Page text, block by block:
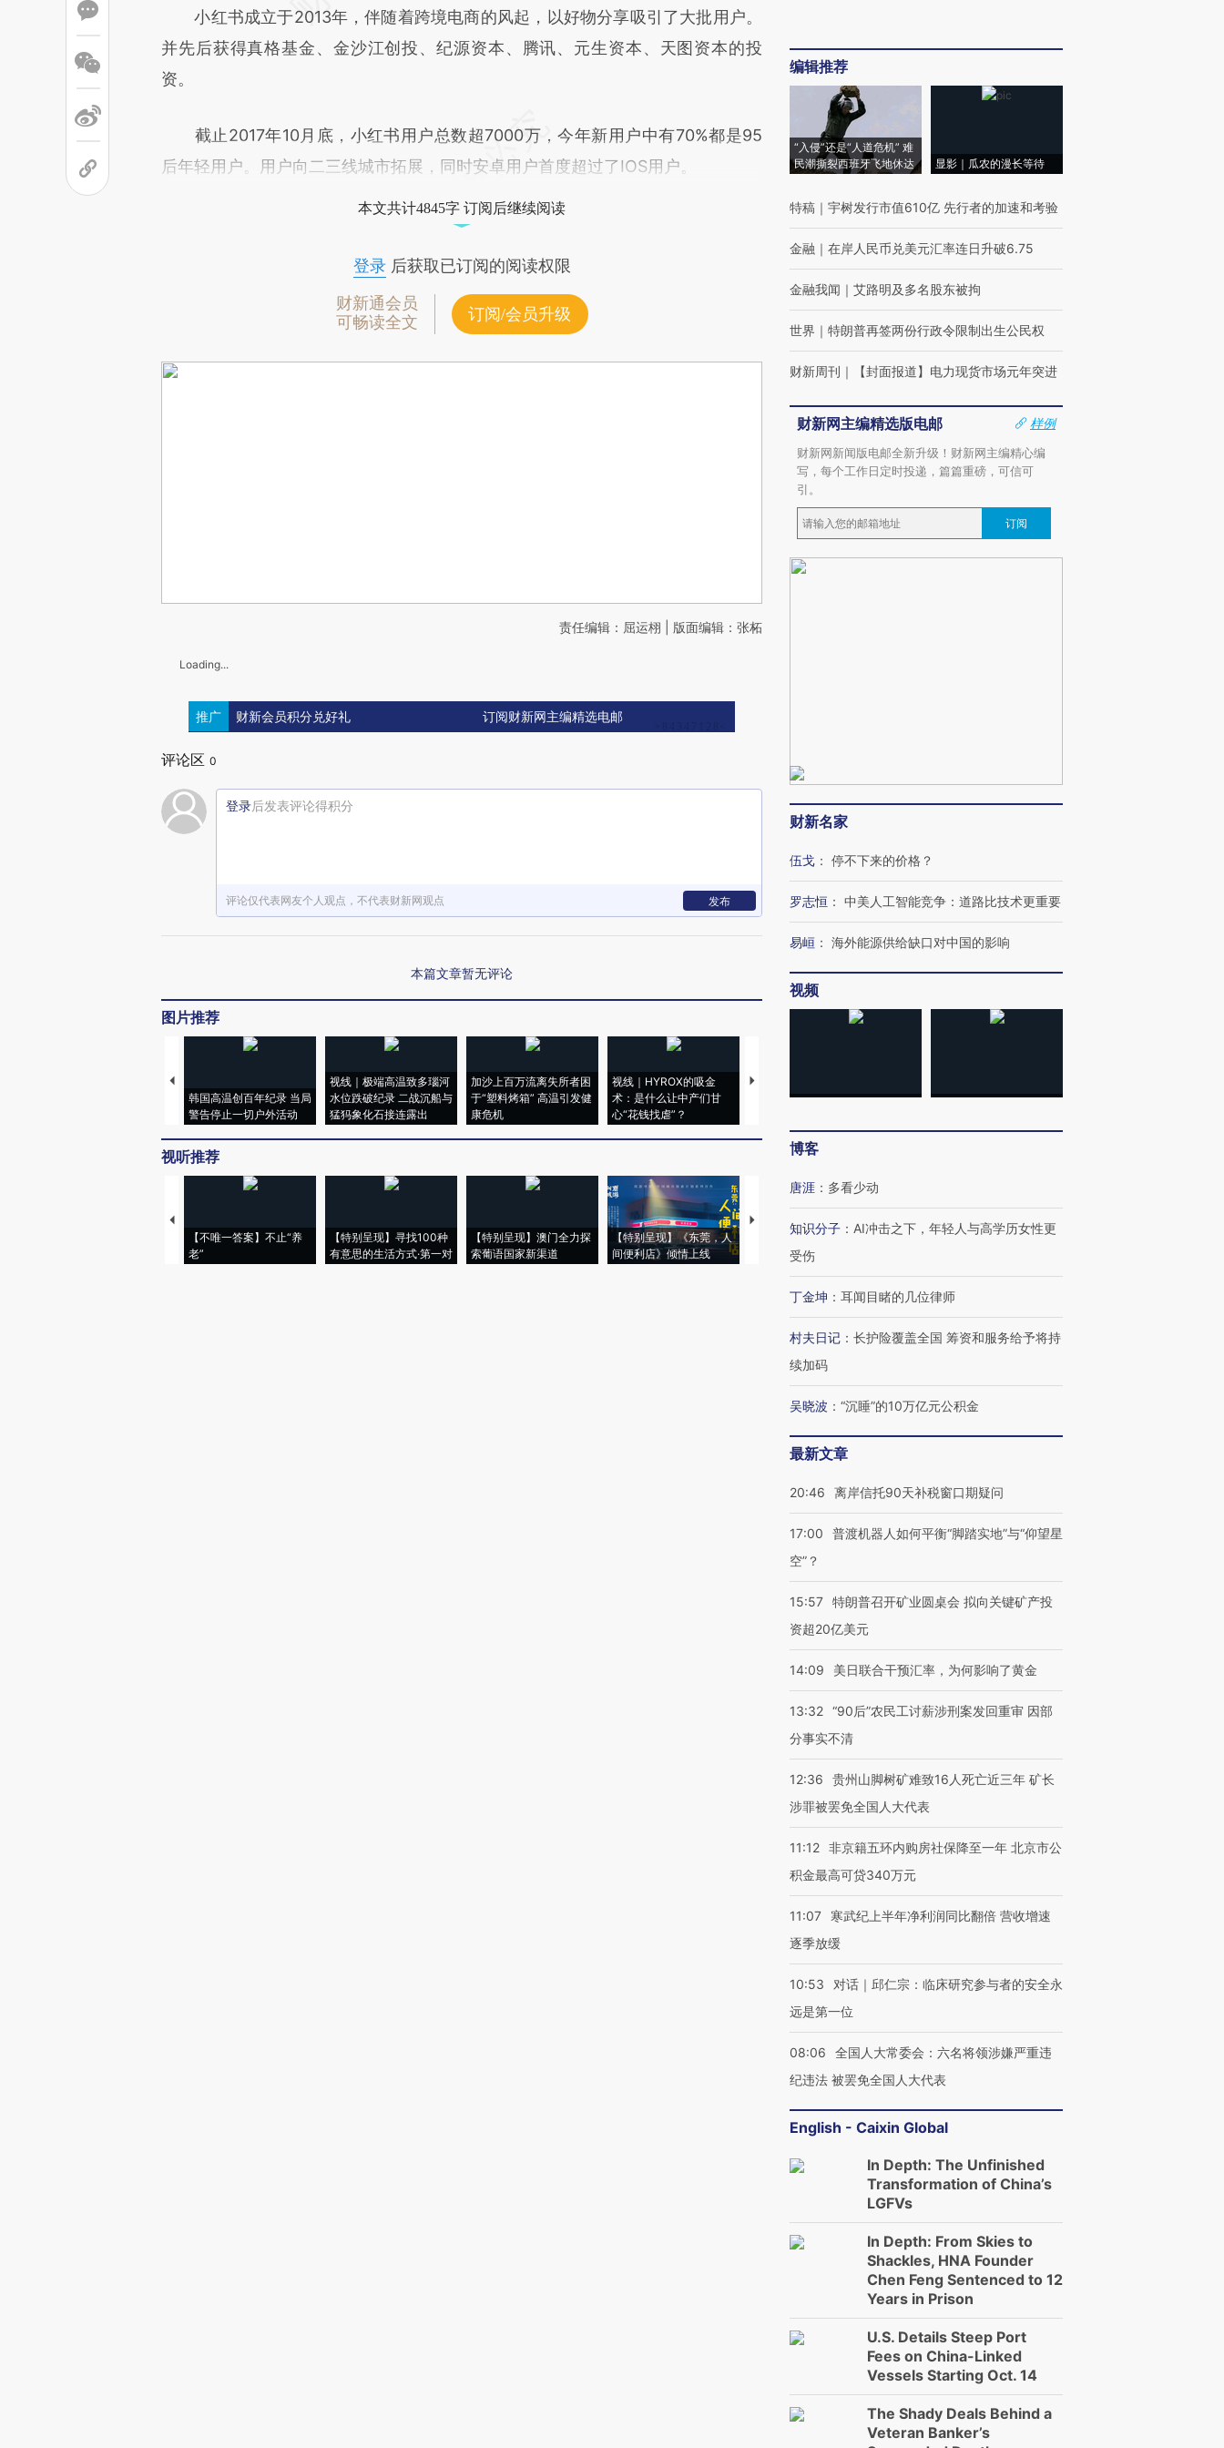
小红书成立于2013年，伴随着跨境电商的风起，以好物分享吸引了大批用户。
并先后获得真格基金、金沙江创投、纪源资本、腾讯、元生资本、天图资本的投
资。
截止2017年10月底，小红书用户总数超7000万，今年新用户中有70%都是95
后年轻用户。用户向二三线城市拓展，同时安卓用户首度超过了IOS用户。
本文共计4845字 订阅后继续阅读
登录后获取已订阅的阅读权限
财新通会员
可畅读全文
订阅/会员升级
责任编辑：屈运栩 | 版面编辑：张柘
Loading...
推广 财新会员积分兑好礼 订阅财新网主编精选电邮
评论区 0
登录后发表评论得积分
评论仅代表网友个人观点，不代表财新网观点 发布
本篇文章暂无评论
图片推荐
韩国高温创百年纪录 当局
警告停止一切户外活动
视线｜极端高温致多瑙河
水位跌破纪录 二战沉船与
猛犸象化石接连露出
加沙上百万流离失所者困
于“塑料烤箱” 高温引发健
康危机
视线｜HYROX的吸金
术：是什么让中产们甘
心“花钱找虐”？
马航飞行员跨国走私7万
粒摇头丸 尿检体内含3种
度Z世代 用街头抗争将教
机”？难民潮撕裂西班牙
视听推荐
【不唯一答案】不止“养
老”
【特别呈现】寻找100种
有意思的生活方式·第一对
【特别呈现】澳门全力探
索葡语国家新渠道
【特别呈现】《东莞，人
间便利店》倾情上线
【推广】走进第四届链博
会，让数智科技“链”接产
【特别呈现】寻找100种
【商旅对话】华住集团
CFO：不靠规模取胜，华
编辑推荐
“入侵”还是“人道危机” 难
民潮撕裂西班牙飞地休达
显影｜瓜农的漫长等待
特稿 ｜ 宇树发行市值610亿 先行者的加速和考验
金融 ｜ 在岸人民币兑美元汇率连日升破6.75
金融我闻 ｜ 艾路明及多名股东被拘
世界 ｜ 特朗普再签两份行政令限制出生公民权
财新周刊 ｜ 【封面报道】电力现货市场元年突进
财新网主编精选版电邮
样例
财新网新闻版电邮全新升级！财新网主编精心编
写，每个工作日定时投递，篇篇重磅，可信可
引。
订阅
财新名家
伍戈 ： 停不下来的价格？
罗志恒 ： 中美人工智能竞争：道路比技术更重要
易峘 ： 海外能源供给缺口对中国的影响
视频
博客
唐涯 ： 多看少动
知识分子 ： AI冲击之下，年轻人与高学历女性更
受伤
丁金坤 ： 耳闻目睹的几位律师
村夫日记 ： 长护险覆盖全国 筹资和服务给予将持
续加码
吴晓波 ： “沉睡”的10万亿元公积金
最新文章
20:46 离岸信托90天补税窗口期疑问
17:00
普渡机器人如何平衡“脚踏实地”与“仰望星
空”？
15:57 特朗普召开矿业圆桌会 拟向关键矿产投
资超20亿美元
14:09 美日联合干预汇率，为何影响了黄金
13:32 “90后”农民工讨薪涉刑案发回重审 因部
分事实不清
12:36
贵州山脚树矿难致16人死亡近三年 矿长
涉罪被罢免全国人大代表
11:12 非京籍五环内购房社保降至一年 北京市公
积金最高可贷340万元
11:07
寒武纪上半年净利润同比翻倍 营收增速
逐季放缓
10:53
对话｜邱仁宗：临床研究参与者的安全永
远是第一位
08:06
全国人大常委会：六名将领涉嫌严重违
纪违法 被罢免全国人大代表
English - Caixin Global
In Depth: The Unfinished
Transformation of China’s
LGFVs
In Depth: From Skies to
Shackles, HNA Founder
Chen Feng Sentenced to 12
Years in Prison
U.S. Details Steep Port
Fees on China-Linked
Vessels Starting Oct. 14
The Shady Deals Behind a
Veteran Banker’s